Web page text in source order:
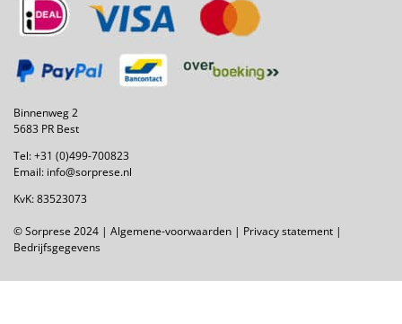
Binnenweg 2
5683 PR Best
Tel:+31 (0)499-700823
Email: info@sorprese.nl
KvK: 83523073
© Sorprese 2024 | Algemene-voorwaarden | Privacy statement |
Bedrijfsgegevens